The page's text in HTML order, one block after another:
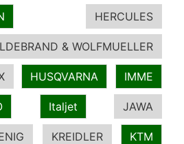
HERCULES
& WOLFMUELLER
HUSQVARNA IMME
Italjet JAWA
KREIDLER KTM